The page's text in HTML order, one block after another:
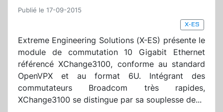
Publié le 17-09-2015
X-ES
Extreme Engineering Solutions (X-ES) présente le
module de commutation 10 Gigabit Ethernet
référencé XChange3100, conforme au standard
OpenVPX et au format 6U. Intégrant des
commutateurs Broadcom très rapides,
XChange3100 se distingue par sa souplesse de...